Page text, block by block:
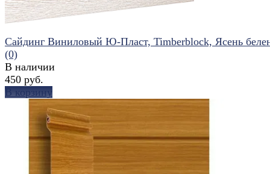
сравнить
Сайдинг Виниловый Ю-Пласт, Timberblock, Ясень
(0)
В наличии
450 руб.
В корзину